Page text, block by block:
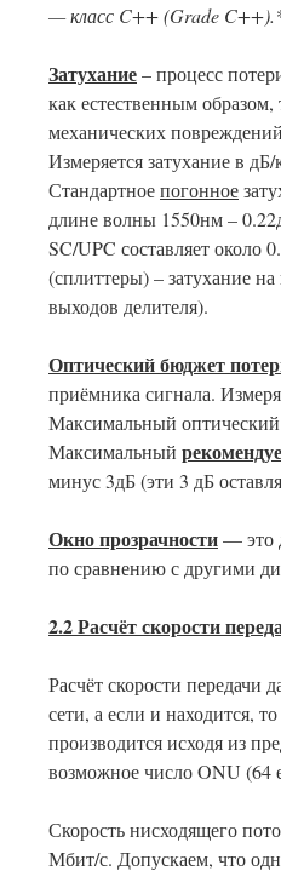
— класс C++ (Grade C
Затухание– процесс
как естественным
механических
Измеряется затухание в
Стандартноепогонное
длине волны 1550нм –
SC/UPC составляет около
(сплиттеры) – затухание
выходов делителя).
Оптический бюджет
приёмника сигнала.
Максимальный
Максимальный
минус 3дБ (эти 3 дБ
Окно прозрачности— это
по сравнению с другими
2.2 Расчёт скорости
Расчёт скорости передачи
сети, а если и находится,
производится исходя из
возможное число ONU (64
Скорость нисходящего
Мбит/с. Допускаем, что